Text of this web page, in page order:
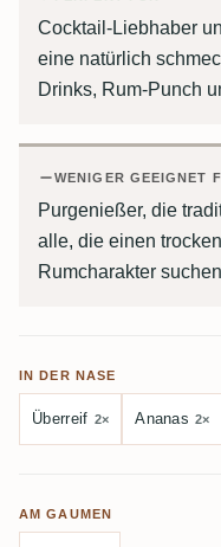
Cocktail-Liebhaber
eine natürlich
Drinks, Rum-Punch
WENIGER GEEIGNET
Purgenießer, die
alle, die einen
Rumcharakter
IN DER NASE
Überreif 2× Ananas 2×
AM GAUMEN